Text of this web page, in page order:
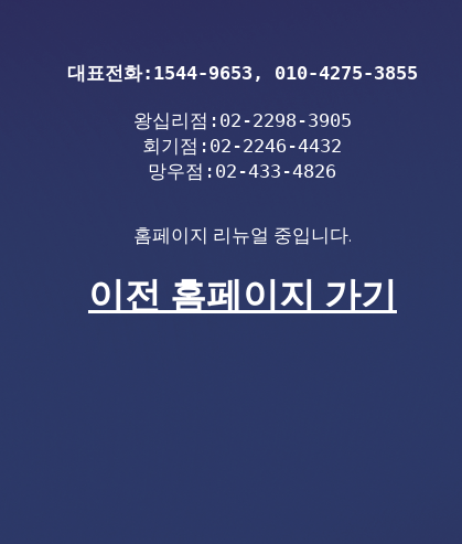
대표전화:1544-9653, 010-4275-3855
왕십리점:02-2298-3905
회기점:02-2246-4432
망우점:02-433-4826
홈페이지 리뉴얼 중입니다.
이전 홈페이지 가기